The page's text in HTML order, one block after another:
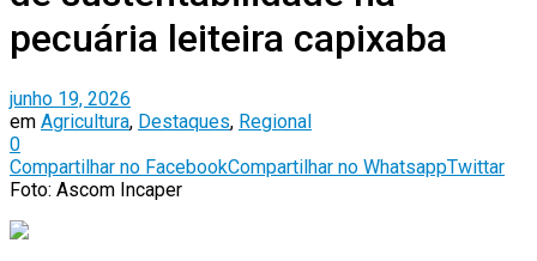
pecuária leiteira capixaba
junho 19, 2026
em Agricultura, Destaques, Regional
0
Compartilhar no FacebookCompartilhar no WhatsappTwittar
Foto: Ascom Incaper